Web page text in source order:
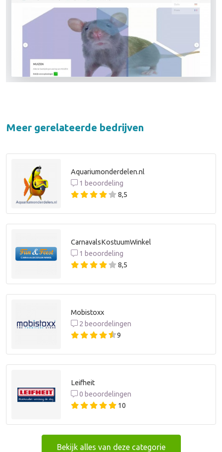
Meer gerelateerde bedrijven
Aquariumonderdelen.nl
1 beoordeling
8,5
CarnavalsKostuumWinkel
1 beoordeling
8,5
Mobistoxx
2 beoordelingen
9
Leifheit
0 beoordelingen
10
Bekijk alles van deze categorie